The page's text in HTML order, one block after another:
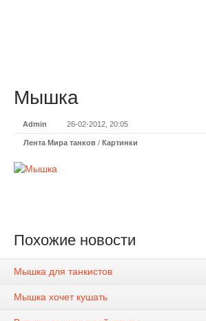
Мышка
Admin 26-02-2012, 20:05
Лента Мира танков / Картинки
Похожие новости
Мышка для танкистов
Мышка хочет кушать